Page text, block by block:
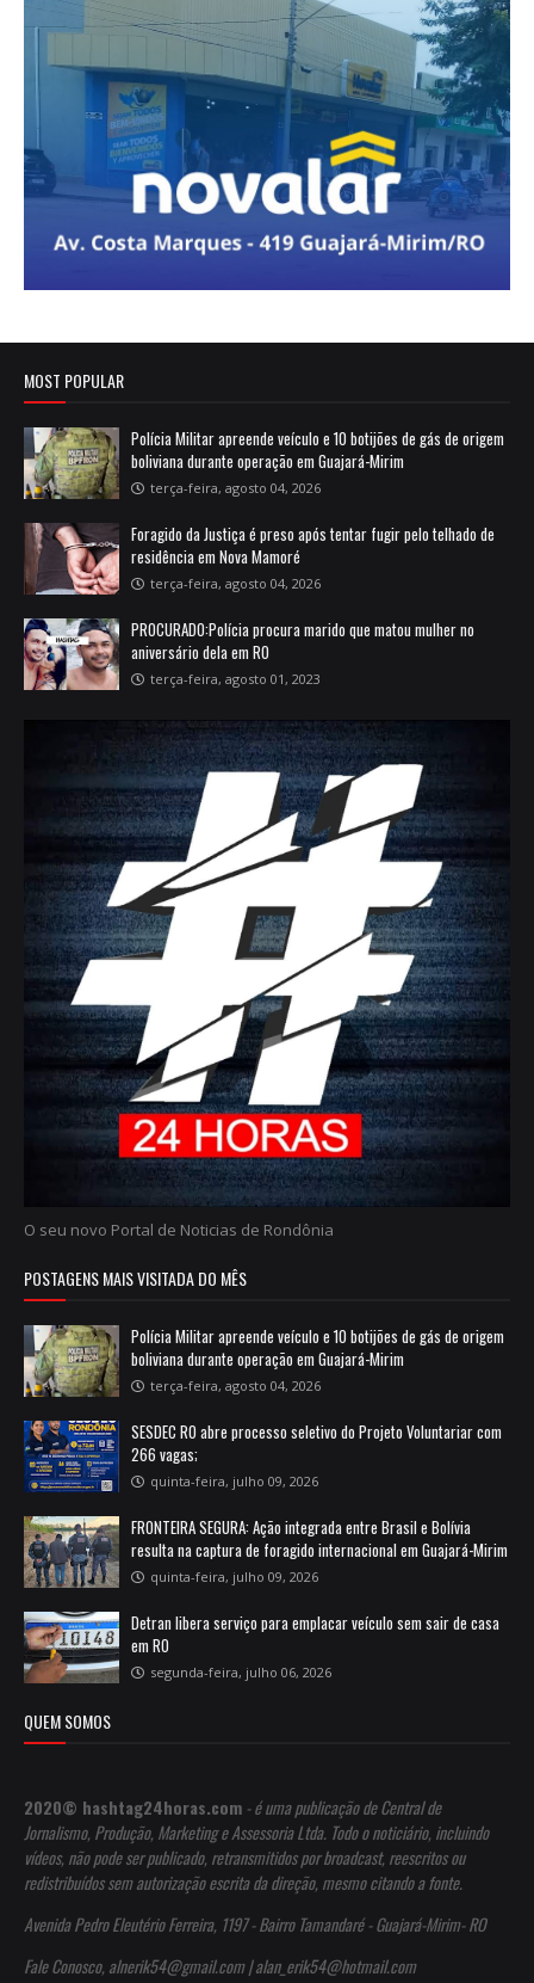
MOST POPULAR
Polícia Militar apreende veículo e 10 botijões de gás de origem
boliviana durante operação em Guajará-Mirim
terça-feira, agosto 04, 2026
Foragido da Justiça é preso após tentar fugir pelo telhado de
residência em Nova Mamoré
terça-feira, agosto 04, 2026
PROCURADO:Polícia procura marido que matou mulher no
aniversário dela em RO
terça-feira, agosto 01, 2023
O seu novo Portal de Noticias de Rondônia
POSTAGENS MAIS VISITADA DO MÊS
Polícia Militar apreende veículo e 10 botijões de gás de origem
boliviana durante operação em Guajará-Mirim
terça-feira, agosto 04, 2026
SESDEC RO abre processo seletivo do Projeto Voluntariar com
266 vagas;
quinta-feira, julho 09, 2026
FRONTEIRA SEGURA: Ação integrada entre Brasil e Bolívia
resulta na captura de foragido internacional em Guajará-Mirim
quinta-feira, julho 09, 2026
Detran libera serviço para emplacar veículo sem sair de casa
em RO
segunda-feira, julho 06, 2026
QUEM SOMOS
2020© hashtag24horas.com - é uma publicação de Central de
Jornalismo, Produção, Marketing e Assessoria Ltda. Todo o noticiário, incluindo
vídeos, não pode ser publicado, retransmitidos por broadcast, reescritos ou
redistribuídos sem autorização escrita da direção, mesmo citando a fonte.
Avenida Pedro Eleutério Ferreira, 1197 - Bairro Tamandaré - Guajará-Mirim- RO
Fale Conosco, alnerik54@gmail.com | alan_erik54@hotmail.com